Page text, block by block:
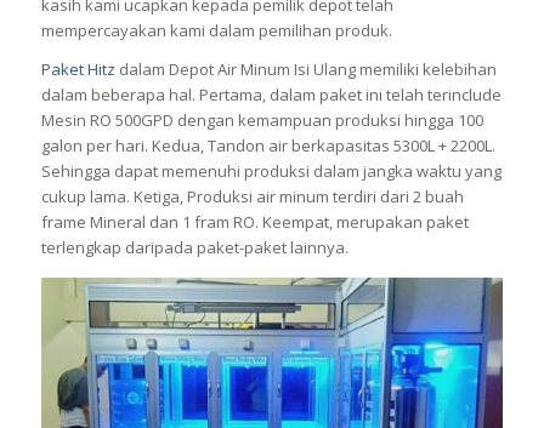
mempercayakan kami dalam pemilihan produk.
Paket Hitz dalam Depot Air Minum Isi Ulang memiliki kelebihan
dalam beberapa hal. Pertama, dalam paket ini telah terinclude
Mesin RO 500GPD dengan kemampuan produksi hingga 100
galon per hari. Kedua, Tandon air berkapasitas 5300L + 2200L.
Sehingga dapat memenuhi produksi dalam jangka waktu yang
cukup lama. Ketiga, Produksi air minum terdiri dari 2 buah
frame Mineral dan 1 fram RO. Keempat, merupakan paket
terlengkap daripada paket-paket lainnya.